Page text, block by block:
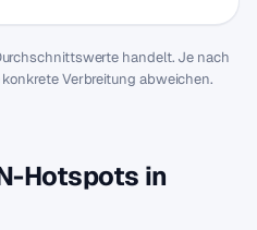
handelt. Je nach
Verbreitung abweichen.
Hotspots in